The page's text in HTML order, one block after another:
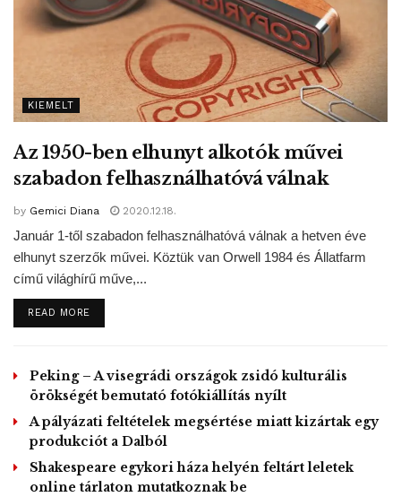
Fekete Péter, az Emmi kultúráért felelős államtitkára
kiemelte: a Szikra Projektre 160 millió forintos támogatást
tudtak felhasználni.
A Szikra Projekt szakmai munkáját Horváth Gergely rádiós
szakember, Bolyki György zenész, Gável Gellért zenész,
Lackfi János költő, Madarász Isti rendező és Mező Misi
Bolyki György, a Szikra Projekt vezetője kitért arra, hogy a
Szikra Akadémia tehetségkutatással, induló előadók, már
befutott alkotók támogatásával, szakmai rendezvények
tartanak tehetségkutatókat. Az induló zenekarok közül
tavaly tizenkettőt támogattak, számukra a profi művészek
irányába építették ki a továbblépés lehetőségét. Tavaly
húsz szerzőt támogattak, 59 muzsikus kilencven új dalt
hozott létre.
„
KIEMELT
Az 1950-ben elhunyt alkotók művei
szabadon felhasználhatóvá válnak
by Gemici Diana 2020.12.18.
Január 1-től szabadon felhasználhatóvá válnak a hetven éve
elhunyt szerzők művei. Köztük van Orwell 1984 és Állatfarm
című világhírű műve,...
READ MOREDETAILS
Peking – A visegrádi országok zsidó kulturális
örökségét bemutató fotókiállítás nyílt
A pályázati feltételek megsértése miatt kizártak egy
produkciót a Dalból
Shakespeare egykori háza helyén feltárt leletek
online tárlaton mutatkoznak be